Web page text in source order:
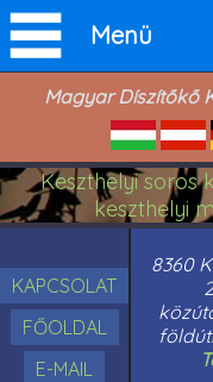
Magyar Díszítőkő
Keszthelyi soros
keszthelyi
KAPCSOLAT
FŐOLDAL
E-MAIL
8360
Menü